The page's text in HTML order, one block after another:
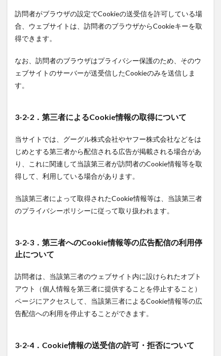
配信に
ついて
2.11
ライバ
シーポ
リシー
訪問者がブラウザの設定でCookieの送受信を許可している場
合、ウェブサイトは、訪問者のブラウザからCookieキーを取
得できます。
なお、訪問者のブラウザはプライバシー保護のため、そのウ
ェブサイトのサーバーが送受信したCookieのみを送信しま
す。
3-2-2．第三者によるCookie情報の取得について
当サイトでは、グーグル株式会社やヤフー株式会社などをは
じめとする第三者から配信される広告が掲載される場合があ
り、これに関連して当該第三者が訪問者のCookie情報等を取
得して、利用している場合があります。
当該第三者によって取得されたCookie情報等は、当該第三者
のプライバシーポリシーに従って取り扱われます。
3-2-3．第三者へのCookie情報等の広告配信の利用停
止について
訪問者は、当該第三者のウェブサイト内に設けられたオプト
アウト（個人情報を第三者に提供することを停止すること）
ページにアクセスして、当該第三者によるCookie情報等の広
告配信への利用を停止することができます。
3-2-4．Cookie情報の送受信の許可・拒否について